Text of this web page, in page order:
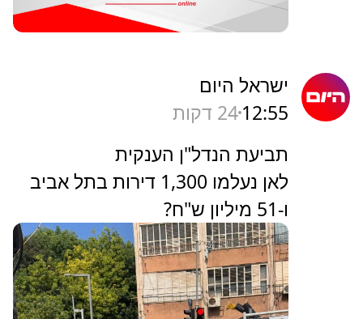
ישראל היום
12:5524 דקות
תביעת הנדל"ן הענקית
לאן נעלמו 1,300 דירות בתל אביב
ו-51 מיליון ש"ח?